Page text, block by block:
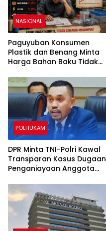
NASIONAL
Paguyuban Konsumen
Plastik dan Benang Minta
Harga Bahan Baku Tidak
POLHUKAM
DPR Minta TNI-Polri Kawal
Transparan Kasus Dugaan
Penganiayaan Anggota